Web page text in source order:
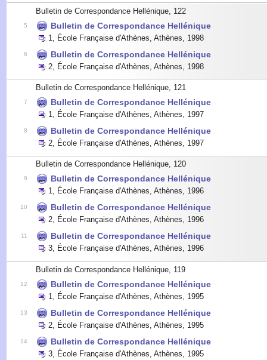
Bulletin de Correspondance Hellénique, 122
5 Bulletin de Correspondance Hellénique
1 École Française d'Athènes, Athènes 1998
6 Bulletin de Correspondance Hellénique
2 École Française d'Athènes, Athènes 1998
Bulletin de Correspondance Hellénique, 121
7 Bulletin de Correspondance Hellénique
1 École Française d'Athènes, Athènes 1997
8 Bulletin de Correspondance Hellénique
2 École Française d'Athènes, Athènes 1997
Bulletin de Correspondance Hellénique, 120
9 Bulletin de Correspondance Hellénique
1, École Française d'Athènes, Athènes, 1996
10 Bulletin de Correspondance Hellénique
2, École Française d'Athènes, Athènes, 1996
11 Bulletin de Correspondance Hellénique
3, École Française d'Athènes, Athènes, 1996
Bulletin de Correspondance Hellénique, 119
12 Bulletin de Correspondance Hellénique
1 École Française d'Athènes, Athènes 1995
13 Bulletin de Correspondance Hellénique
2 École Française d'Athènes, Athènes 1995
14 Bulletin de Correspondance Hellénique
3 École Française d'Athènes, Athènes 1995